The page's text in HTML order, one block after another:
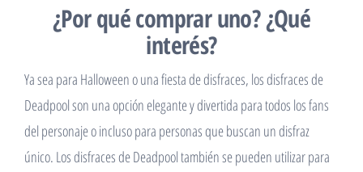
¿Por qué comprar uno? ¿Qué
interés?
Ya sea para Halloween o una fiesta de disfraces, los disfraces de
Deadpool son una opción elegante y divertida para todos los fans
del personaje o incluso para personas que buscan un disfraz
único. Los disfraces de Deadpool también se pueden utilizar para